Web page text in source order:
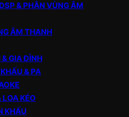
& PHÂN VÙNG ÂM
ÂM THANH
& GIA ĐÌNH
& PA
LOA KÉO
KHẤU